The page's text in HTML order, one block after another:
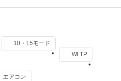
10・15モード
WLTP
エアコン